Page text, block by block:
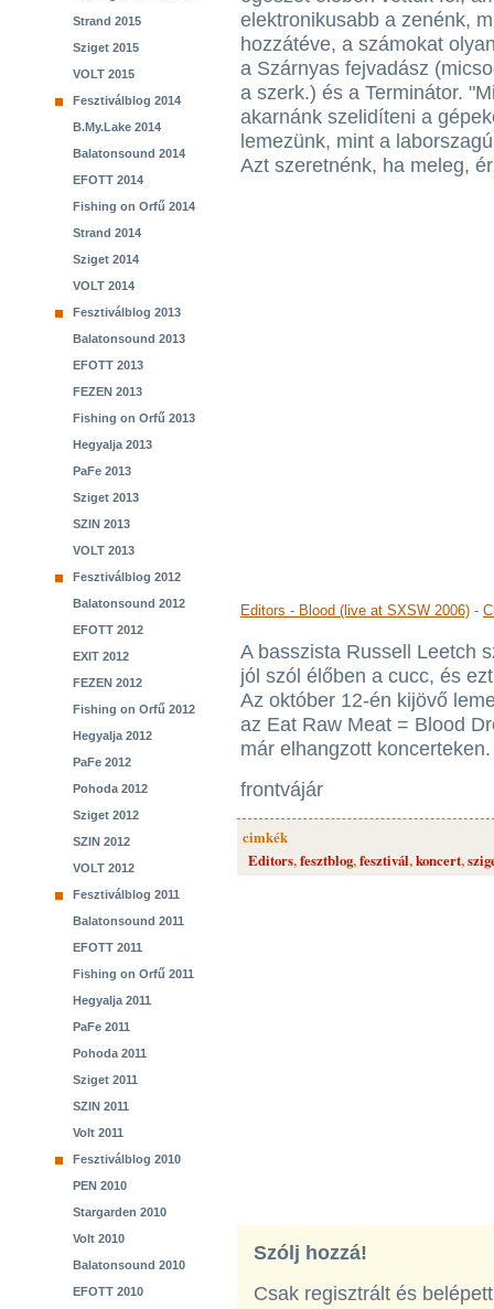
Strand 2015
Sziget 2015
VOLT 2015
Fesztiválblog 2014
B.My.Lake 2014
Balatonsound 2014
EFOTT 2014
Fishing on Orfű 2014
Strand 2014
Sziget 2014
VOLT 2014
Fesztiválblog 2013
Balatonsound 2013
EFOTT 2013
FEZEN 2013
Fishing on Orfű 2013
Hegyalja 2013
PaFe 2013
Sziget 2013
SZIN 2013
VOLT 2013
Fesztiválblog 2012
Balatonsound 2012
EFOTT 2012
EXIT 2012
FEZEN 2012
Fishing on Orfű 2012
Hegyalja 2012
PaFe 2012
Pohoda 2012
Sziget 2012
SZIN 2012
VOLT 2012
Fesztiválblog 2011
Balatonsound 2011
EFOTT 2011
Fishing on Orfű 2011
Hegyalja 2011
PaFe 2011
Pohoda 2011
Sziget 2011
SZIN 2011
Volt 2011
Fesztiválblog 2010
PEN 2010
Stargarden 2010
Volt 2010
Balatonsound 2010
EFOTT 2010
elektronikusabb a zenénk,
hozzátéve, a számokat
a Szárnyas fejvadász
a szerk.) és a Terminátor.
akarnánk szelidíteni a
lemezünk, mint a
Azt szeretnénk, ha meleg,
Editors - Blood (live at SXSW 2006) -
A basszista Russell Leetch
jól szól élőben a cucc, és
Az október 12-én kijövő
az Eat Raw Meat = Blood
már elhangzott koncerteken.
frontvájár
cimkék
Editors,fesztblog,fesztivál,koncert,
Szólj hozzá!
Csak regisztrált és